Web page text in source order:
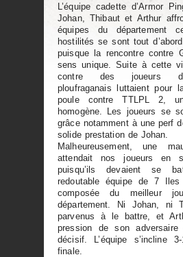
L’équipe cadette d’Armor
Johan, Thibaut et Arthur
équipes du département
hostilités se sont tout
puisque la rencontre contre
sens unique. Suite à cette
contre des joueurs
ploufraganais luttaient pour
poule contre TTLPL 2,
homogène. Les joueurs se
grâce notamment à une perf
solide prestation de Johan.
Malheureusement, une
attendait nos joueurs en
puisqu’ils devaient se
redoutable équipe de 7
composée du meilleur
département. Ni Johan, ni
parvenus à le battre, et
pression de son
décisif. L’équipe s’incline
finale.